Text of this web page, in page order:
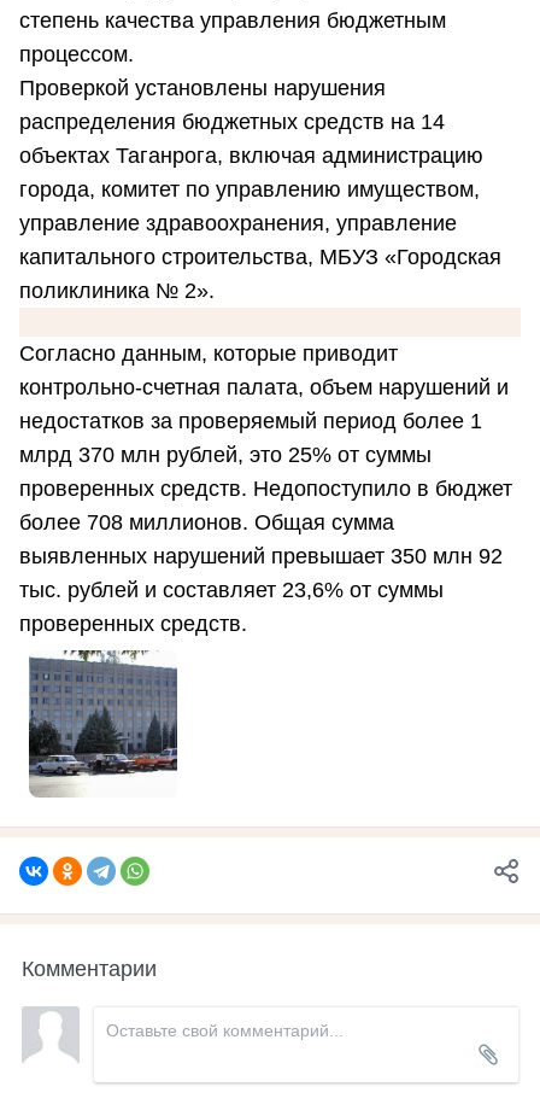
степень качества управления бюджетным
процессом.
Проверкой установлены нарушения
распределения бюджетных средств на 14
объектах Таганрога, включая администрацию
города, комитет по управлению имуществом,
управление здравоохранения, управление
капитального строительства, МБУЗ «Городская
поликлиника № 2».
Согласно данным, которые приводит
контрольно-счетная палата, объем нарушений и
недостатков за проверяемый период более 1
млрд 370 млн рублей, это 25% от суммы
проверенных средств. Недопоступило в бюджет
более 708 миллионов. Общая сумма
выявленных нарушений превышает 350 млн 92
тыс. рублей и составляет 23,6% от суммы
проверенных средств.
Комментарии